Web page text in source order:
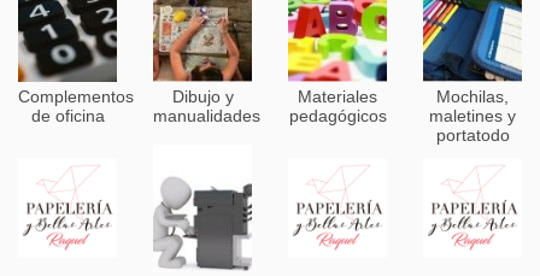
Complementos
de oficina
Dibujo y
manualidades
Materiales
pedagógicos
Mochilas,
maletines y
portatodo